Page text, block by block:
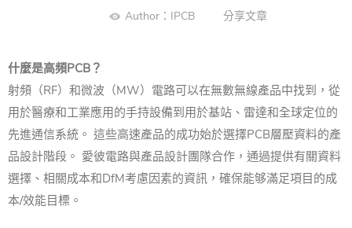
Author：IPCB 分享文章
什麼是高頻PCB？
射頻（RF）和微波（MW）電路可以在無數無線產品中找到，從
用於醫療和工業應用的手持設備到用於基站、雷達和全球定位的
先進通信系統。 這些高速產品的成功始於選擇PCB層壓資料的產
品設計階段。 愛彼電路與產品設計團隊合作，通過提供有關資料
選擇、相關成本和DfM考慮因素的資訊，確保能够滿足項目的成
本/效能目標。